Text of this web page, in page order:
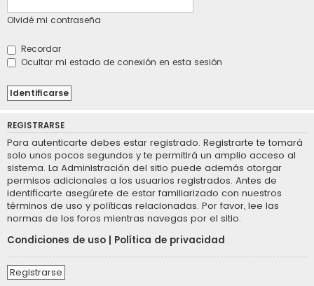
Olvidé mi contraseña
Recordar
Ocultar mi estado de conexión en esta sesión
REGISTRARSE
Para autenticarte debes estar registrado. Registrarte te tomará
solo unos pocos segundos y te permitirá un amplio acceso al
sistema. La Administración del sitio puede además otorgar
permisos adicionales a los usuarios registrados. Antes de
identificarte asegúrete de estar familiarizado con nuestros
términos de uso y políticas relacionadas. Por favor, lee las
normas de los foros mientras navegas por el sitio.
Condiciones de uso
Política de privacidad
Registrarse